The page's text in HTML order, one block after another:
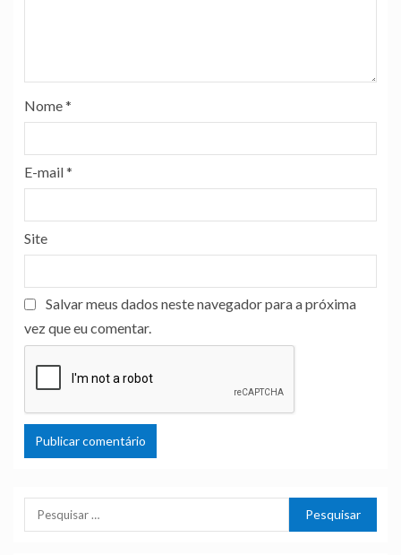
Nome*
E-mail*
Site
Salvar meus dados neste navegador para a próxima
vez que eu comentar.